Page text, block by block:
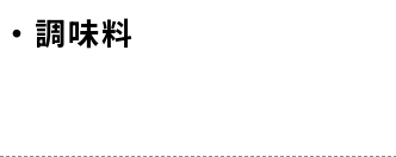
調味料